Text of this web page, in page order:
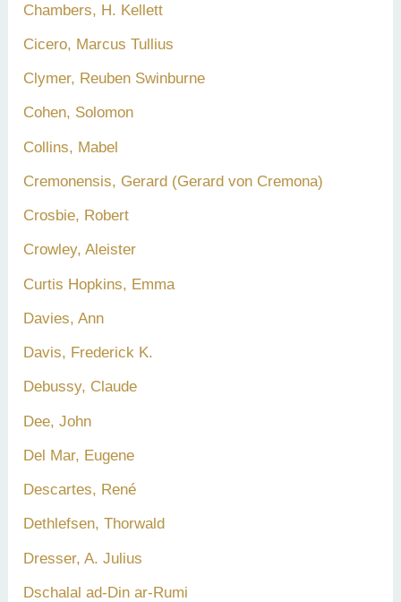
Chambers, H. Kellett
Cicero, Marcus Tullius
Clymer, Reuben Swinburne
Cohen, Solomon
Collins, Mabel
Cremonensis, Gerard (Gerard von Cremona)
Crosbie, Robert
Crowley, Aleister
Curtis Hopkins, Emma
Davies, Ann
Davis, Frederick K.
Debussy, Claude
Dee, John
Del Mar, Eugene
Descartes, René
Dethlefsen, Thorwald
Dresser, A. Julius
Dschalal ad-Din ar-Rumi